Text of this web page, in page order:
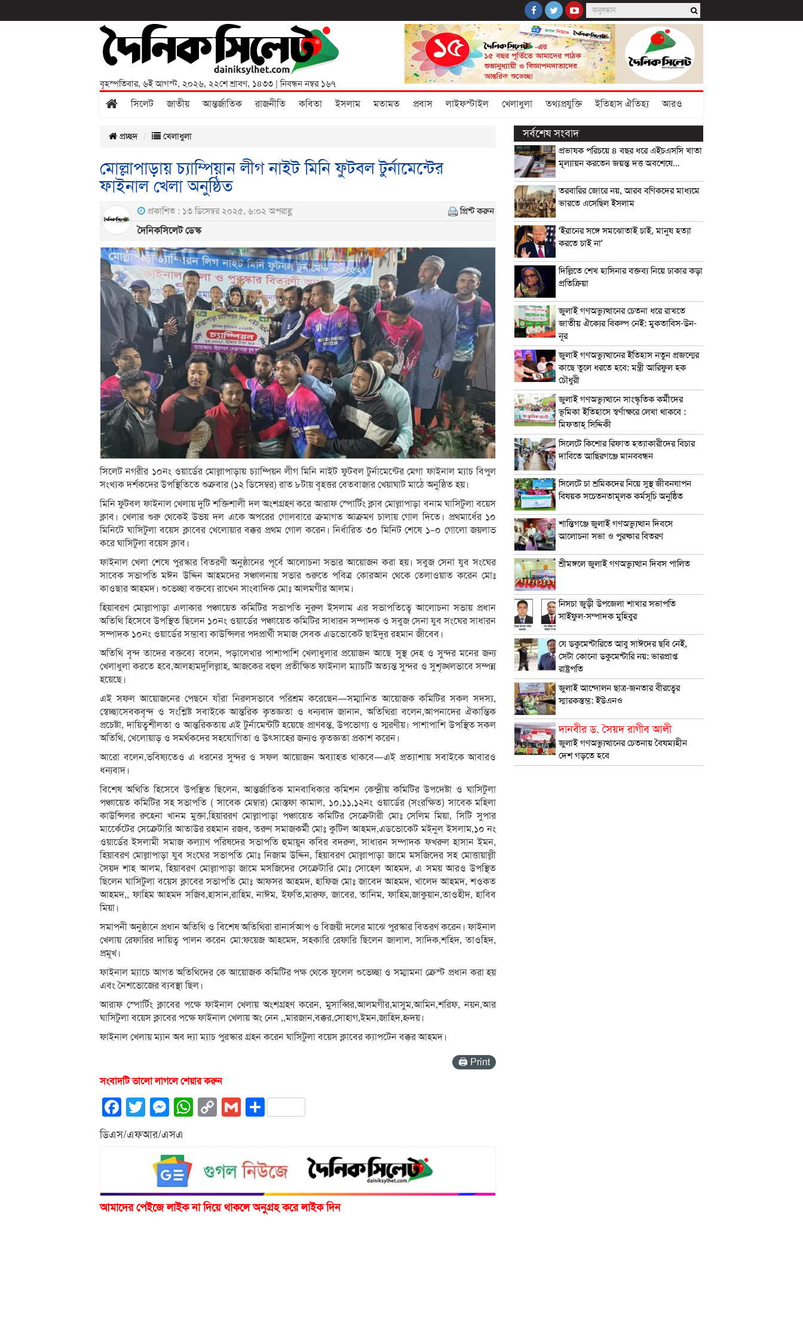
বৃহস্পতিবার, ৬ই আগস্ট, ২০২৬, ২২শে শ্রাবণ, ১৪৩৩ | নিবন্ধন নম্বর ১৬৭
সিলেট জাতীয় আন্তর্জাতিক রাজনীতি কবিতা ইসলাম মতামত প্রবাস লাইফস্টাইল খেলাধুলা তথ্যপ্রযুক্তি ইতিহাস ঐতিহ্য আরও
প্রচ্ছদ খেলাধুলা
মোল্লাপাড়ায় চ্যাম্পিয়ান লীগ নাইট মিনি ফুটবল টুর্নামেন্টের
ফাইনাল খেলা অনুষ্ঠিত
প্রকাশিত : ১৩ ডিসেম্বর ২০২৫, ৬:০২ অপরাহ্ণ প্রিন্ট করুন
দৈনিকসিলেট ডেস্ক
সিলেট নগরীর ১০নং ওয়ার্ডের মোল্লাপাড়ায় চ‍্যাম্পিয়ন লীগ মিনি নাইট ফুটবল টুর্নামেন্টের মেগা ফাইনাল ম‍্যাচ বিপুল
সংখ্যক দর্শকদের উপস্থিতিতে শুক্রবার (১২ ডিসেম্বর) রাত ৮টায় বৃহত্তর বেতবাজার খেয়াঘাট মাঠে অনুষ্ঠিত হয়।
মিনি ফুটবল ফাইনাল খেলায় দুটি শক্তিশালী দল অংশগ্রহণ করে আরাফ স্পোর্টিং ক্লাব মোল্লাপাড়া বনাম ঘাসিটুলা বয়েস
ক্লাব। খেলার শুরু থেকেই উভয় দল একে অপরের গোলবারে ক্রমাগত আক্রমণ চালায় গোল দিতে। প্রথমার্ধের ১০
মিনিটে ঘাসিটুলা বয়েস ক্লাবের খেলোয়ার বক্কর প্রথম গোল করেন। নির্ধারিত ৩০ মিনিট শেষে ১–০ গোলো জয়লাভ
করে ঘাসিটুলা বয়েস ক্লাব।
ফাইনাল খেলা শেষে পুরস্কার বিতরণী অনুষ্ঠানের পূর্বে আলোচনা সভার আয়োজন করা হয়। সবুজ সেনা যুব সংঘের
সাবেক সভাপতি মঈন উদ্দিন আহমদের সঞ্চালনায় সভার শুরুতে পবিত্র কোরআন থেকে তেলাওয়াত করেন মোঃ
কাওছার আহমদ। শুভেচ্ছা বক্তব্যে রাখেন সাংবাদিক মোঃ আলমগীর আলম।
হিয়াবরণ মোল্লাপাড়া এলাকার পঞ্চায়েত কমিটির সভাপতি নুরুল ইসলাম এর সভাপতিত্বে আলোচনা সভায় প্রধান
অতিথি হিসেবে উপস্থিত ছিলেন ১০নং ওয়ার্ডের পঞ্চায়েত কমিটির সাধারন সম্পাদক ও সবুজ সেনা যুব সংঘের সাধারন
সম্পাদক ১০নং ওয়ার্ডের সম্ভাব্য কাউন্সিলর পদপ্রার্থী সমাজ সেবক এডভোকেট ছাইদুর রহমান জীবেব।
অতিথি বৃন্দ তাদের বক্তব্যে বলেন, পড়ালেখার পাশাপাশি খেলাধুলার প্রয়োজন আছে সুস্থ দেহ ও সুন্দর মনের জন্য
খেলাধুলা করতে হবে,আলহামদুলিল্লাহ, আজকের বহুল প্রতীক্ষিত ফাইনাল ম্যাচটি অত্যন্ত সুন্দর ও সুশৃঙ্খলভাবে সম্পন্ন
হয়েছে।
এই সফল আয়োজনের পেছনে যাঁরা নিরলসভাবে পরিশ্রম করেছেন—সম্মানিত আয়োজক কমিটির সকল সদস্য,
স্বেচ্ছাসেবকবৃন্দ ও সংশ্লিষ্ট সবাইকে আন্তরিক কৃতজ্ঞতা ও ধন্যবাদ জানান, অতিথিরা বলেন,আপনাদের ঐকান্তিক
প্রচেষ্টা, দায়িত্বশীলতা ও আন্তরিকতায় এই টুর্নামেন্টটি হয়েছে প্রাণবন্ত, উপভোগ্য ও স্মরণীয়। পাশাপাশি উপস্থিত সকল
অতিথি, খেলোয়াড় ও সমর্থকদের সহযোগিতা ও উৎসাহের জন্যও কৃতজ্ঞতা প্রকাশ করেন।
আরো বলেন,ভবিষ্যতেও এ ধরনের সুন্দর ও সফল আয়োজন অব্যাহত থাকবে—এই প্রত্যাশায় সবাইকে আবারও
ধন্যবাদ।
বিশেষ অথিতি হিসেবে উপস্থিত ছিলেন, আন্তর্জাতিক মানবাধিকার কমিশন কেন্দ্রীয় কমিটির উপদেষ্টা ও ঘাসিটুলা
পঞ্চায়েত কমিটির সহ সভাপতি ( সাবেক মেম্বার) মোস্তফা কামাল, ১০,১১,১২নং ওয়ার্ডের (সংরক্ষিত) সাবেক মহিলা
কাউন্সিলর রুহেনা খানম মুক্তা,হিয়াররণ মোল্লাপাড়া পঞ্চায়েত কমিটির সেক্রেটারী মোঃ সেলিম মিয়া, সিটি সুপার
মার্কেেটের সেক্রেটারি আতাউর রহমান রজব, তরুণ সমাজকর্মী মোঃ কুটিল আহমদ,এডভোকেট মইনুল ইসলাম,১০ নং
ওয়ার্ডের ইসলামী সমাজ কল‍্যাণ পরিষদের সভাপতি হুমায়ুন কবির বদরুল, সাধারন সম্পাদক ফখরুল হাসান ইমন,
হিয়াবরণ মোল্লাপাড়া যুব সংঘের সভাপতি মোঃ নিজাম উদ্দিন, হিয়াবরণ মোল্লাপাড়া জামে মসজিদের সহ মোত্তায়াল্লী
সৈয়দ শাহ আলম, হিয়াবরণ মোল্লাপাড়া জামে মসজিদের সেক্রেটারি মোঃ সোহেল আহমদ, এ সময় আরও উপস্থিত
ছিলেন ঘাসিটুলা বয়েস ক্লাবের সভাপতি মোঃ আফসর আহমদ, হাফিজ মোঃ জাবেদ আহমদ, খালেদ আহমদ, শওকত
আহমদ,, ফাহিম আহমদ সজিব,হাসান,রাহিম, নাঈম, ইফতি,মারুফ, জাবের, তানিম, ফাহিম,জাকুয়ান,তাওহীদ, হাবিব
মিয়া।
সমাপনী অনুষ্ঠানে প্রধান অতিথি ও বিশেষ অতিথিরা রানার্সআপ ও বিজয়ী দলের মাঝে পুরস্কার বিতরণ করেন। ফাইনাল
খেলায় রেফারির দায়িত্ব পালন করেন মো:ফয়েজ আহমেদ, সহকারি রেফারি ছিলেন জালাল, সাদিক,শহিদ, তাওহিদ,
প্রমূখ।
ফাইনাল ম‍্যাচে আগত অতিথিদের কে আয়োজক কমিটির পক্ষ থেকে ফুলেল শুভেচ্ছা ও সম্মামনা ক্রেস্ট প্রধান করা হয়
এবং নৈশভোজের ব‍্যবস্থা ছিল।
আরাফ স্পোর্টিং ক্লাবের পক্ষে ফাইনাল খেলায় অংশগ্রহণ করেন, মুসাব্বির,আলমগীর,মাসুম,আমিন,শরিফ, নয়ন,আর
ঘাসিটুলা বয়েস ক্লাবের পক্ষে ফাইনাল খেলায় অং নেন ,,মারজান,বক্কর,সোহাগ,ইমন,জাহিদ,হ্নদয়।
ফাইনাল খেলায় ম‍্যান অব দ‍্যা ম‍্যাচ পুরস্কার গ্রহন করেন ঘাসিটুলা বয়েস ক্লাবের ক‍্যাপটেন বক্কর আহমদ।
🖨 Print
সংবাদটি ভালো লাগলে শেয়ার করুন
Facebook
Twitter
Messenger
WhatsApp
CopyGmailShare
ডিএস/এফআর/এসএ
আমাদের পেইজে লাইক না দিয়ে থাকলে অনুগ্রহ করে লাইক দিন
সর্বশেষ সংবাদ
প্রভাষক পরিচয়ে ৪ বছর ধরে এইচএসসি খাতা
মূল্যায়ন করতেন জয়ন্ত দত্ত অবশেষে…
তরবারির জোরে নয়, আরব বণিকদের মাধ্যমে
ভারতে এসেছিল ইসলাম
‘ইরানের সঙ্গে সমঝোতাই চাই, মানুষ হত্যা
করতে চাই না’
দিল্লিতে শেখ হাসিনার বক্তব্য নিয়ে ঢাকার কড়া
প্রতিক্রিয়া
জুলাই গণঅভ্যুত্থানের চেতনা ধরে রাখতে
জাতীয় ঐক্যের বিকল্প নেই: মুকতাবিস-উন-
নূর
জুলাই গণঅভ্যুত্থানের ইতিহাস নতুন প্রজন্মের
কাছে তুলে ধরতে হবে: মন্ত্রী আরিফুল হক
চৌধুরী
জুলাই গণঅভ্যুত্থানে সাংস্কৃতিক কর্মীদের
ভূমিকা ইতিহাসে স্বর্ণাক্ষরে লেখা থাকবে :
মিফতাহ্ সিদ্দিকী
সিলেটে কিশোর রিফাত হত্যাকারীদের বিচার
দাবিতে আছিরগঞ্জে মানববন্ধন
সিলেটে চা শ্রমিকদের নিয়ে সুস্থ জীবনযাপন
বিষয়ক সচেতনতামূলক কর্মসূচি অনুষ্ঠিত
শান্তিগঞ্জে জুলাই গণঅভ্যুত্থান দিবসে
আলোচনা সভা ও পুরষ্কার বিতরণ
শ্রীমঙ্গলে জুলাই গণঅভ্যুত্থান দিবস পালিত
নিসচা জুড়ী উপজেলা শাখার সভাপতি
সাইফুল-সম্পাদক মুহিবুর
যে ডকুমেন্টারিতে আবু সাঈদের ছবি নেই,
সেটা কোনো ডকুমেন্টারি নয়: ভারপ্রাপ্ত
রাষ্ট্রপতি
জুলাই আন্দোলন ছাত্র-জনতার বীরত্বের
স্মারকস্তম্ভ: ইউএনও
দানবীর ড. সৈয়দ রাগীব আলী
জুলাই গণঅভ‍্যুত্থানের চেতনায় বৈষম্যহীন
দেশ গড়তে হবে